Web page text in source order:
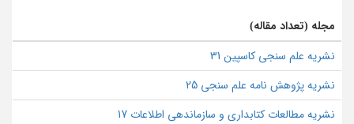
مجله (تعداد مقاله)
نشریه علم سنجی کاسپین 31
نشریه پژوهش نامه علم سنجی 25
نشریه مطالعات کتابداری و سازماندهی اطلاعات 17